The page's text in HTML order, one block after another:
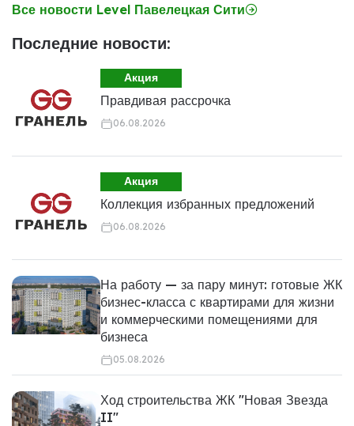
Все новости Level Павелецкая Сити
Последние новости:
Акция
Правдивая рассрочка
06.08.2026
Акция
Коллекция избранных предложений
06.08.2026
На работу — за пару минут: готовые ЖК
бизнес-класса с квартирами для жизни
и коммерческими помещениями для
бизнеса
05.08.2026
Ход строительства ЖК "Новая Звезда
II"